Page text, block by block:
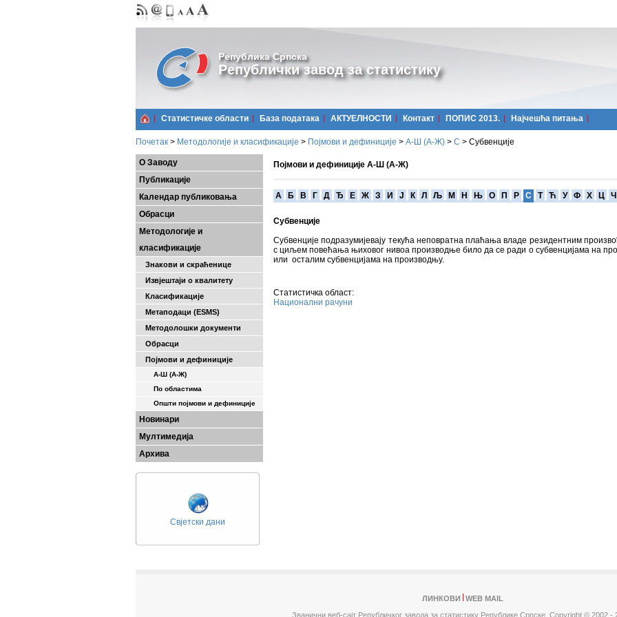
Република Српска
Републички завод за статистику
Статистичке области Базa података АКТУЕЛНОСТИ Контакт ПОПИС 2013. Најчешћa питања
Почетак > Методологије и класификације > Појмови и дефиниције > А-Ш (A-Ж) > С > Субвенције
О Заводу
Публикације
Календар публиковања
Обрасци
Методологије и
класификације
Знакови и скраћенице
Извјештаји о квалитету
Класификације
Метаподаци (ESMS)
Методолошки документи
Обрасци
Појмови и дефиниције
А-Ш (A-Ж)
По областима
Општи појмови и дефиниције
Новинари
Мултимедија
Архива
Свјетски дани
Појмови и дефиниције А-Ш (А-Ж)
A Б В Г Д Ђ Е Ж З И Ј К Л Љ М Н Њ О П Р С Т Ћ У Ф Х Ц Ч
Субвенције
Субвенције подразумијевају текућа неповратна плаћања владе резидентним
с циљем повећања њиховог нивоа производње било да се ради о субвенцијама на
или осталим субвенцијама на производњу.
Статистичка област:
Национални рачуни
ЛИНКОВИ
WEB MAIL
Званични веб-сајт Републичког завода за статистику Републике Српске, Copyright © 2002 -